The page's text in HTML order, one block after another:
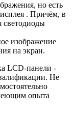
но есть
. Причём, в
светодиоды
изображение
на экран.
LCD-панели -
Не
опыта